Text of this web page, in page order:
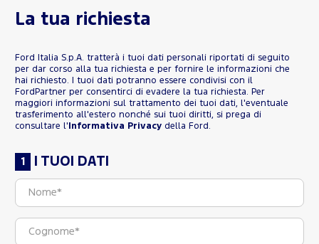
La tua richiesta
Ford Italia S.p.A. tratterà i tuoi dati personali riportati di seguito
per dar corso alla tua richiesta e per fornire le informazioni che
hai richiesto. I tuoi dati potranno essere condivisi con il
FordPartner per consentirci di evadere la tua richiesta. Per
maggiori informazioni sul trattamento dei tuoi dati, l'eventuale
trasferimento all'estero nonché sui tuoi diritti, si prega di
consultare l' Informativa Privacy della Ford.
I TUOI DATI